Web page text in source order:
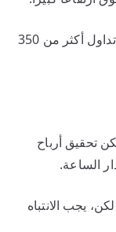
منصات التداول تقدم خيارات متعددة. يمكن تداول أكثر من 350
تحقيق أرباح
الساعة.
يجب الانتباه